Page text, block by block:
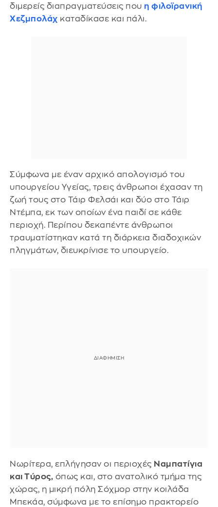
διμερείς διαπραγματεύσεις που η φιλοϊρανική
Χεζμπολάχ καταδίκασε και πάλι.
Σύμφωνα με έναν αρχικό απολογισμό του
υπουργείου Υγείας, τρεις άνθρωποι έχασαν τη
ζωή τους στο Τάιρ Φελσάι και δύο στο Τάιρ
Ντέμπα, εκ των οποίων ένα παιδί σε κάθε
περιοχή. Περίπου δεκαπέντε άνθρωποι
τραυματίστηκαν κατά τη διάρκεια διαδοχικών
πληγμάτων, διευκρίνισε το υπουργείο.
Νωρίτερα, επλήγησαν οι περιοχές Ναμπατίγια
και Τύρος, όπως και, στο ανατολικό τμήμα της
χώρας, η μικρή πόλη Σόχμορ στην κοιλάδα
Μπεκάα, σύμφωνα με το επίσημο πρακτορείο